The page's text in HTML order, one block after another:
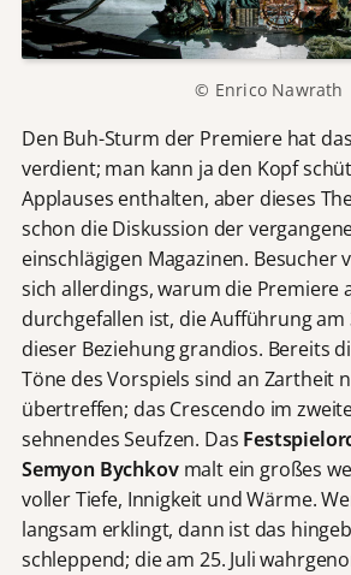
© Enrico Nawrath
Den Buh-Sturm der Premiere hat
verdient; man kann ja den Kopf
Applauses enthalten, aber dieses
schon die Diskussion der
einschlägigen Magazinen. Besucher
sich allerdings, warum die Premiere
durchgefallen ist, die Aufführung am
dieser Beziehung grandios. Bereits
Töne des Vorspiels sind an Zartheit
übertreffen; das Crescendo im
sehnendes Seufzen. Das
Semyon Bychkovmalt ein großes
voller Tiefe, Innigkeit und Wärme.
langsam erklingt, dann ist das
schleppend; die am 25. Juli